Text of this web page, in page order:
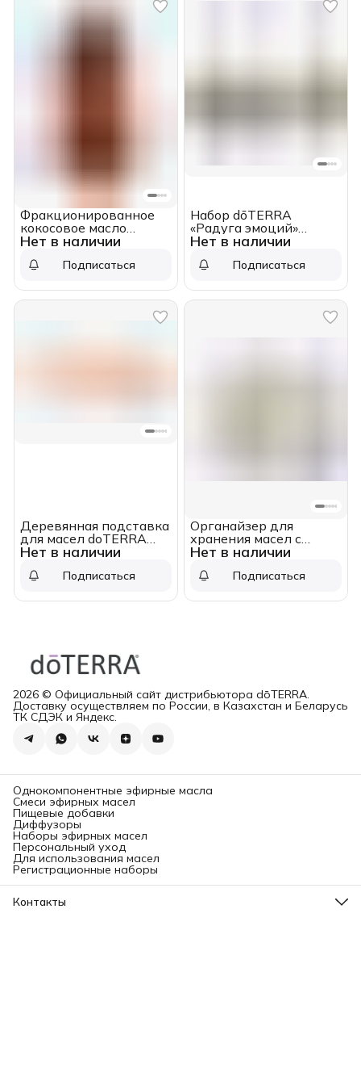
Нет в наличии
Фракционированное
кокосовое масло
dōTERRA, Fractionated
Подписаться
Нет в наличии
Набор dōTERRA
«Радуга эмоций»
(Литсея 15 мл и кейс с
Подписаться
Нет в наличии
Деревянная подставка
для масел doTERRA
(для 9 роллеров по 10
Подписаться
Нет в наличии
Органайзер для
хранения масел с
черно-белым принтом
масел)
Подписаться
2026 © Официальный сайт дистрибьютора dōTERRA.
Доставку осуществляем по России, в Казахстан и Беларусь
ТК СДЭК и Яндекс.
Однокомпонентные эфирные масла
Смеси эфирных масел
Пищевые добавки
Диффузоры
Наборы эфирных масел
Персональный уход
Для использования масел
Регистрационные наборы
Контакты